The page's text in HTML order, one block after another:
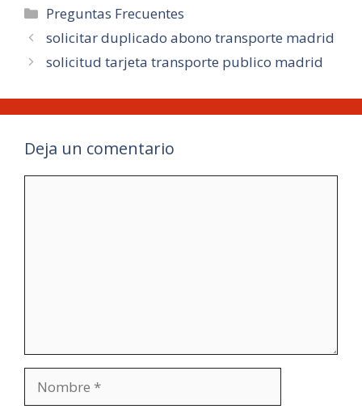
Categorías
Preguntas Frecuentes
solicitar duplicado abono transporte madrid
solicitud tarjeta transporte publico madrid
Deja un comentario